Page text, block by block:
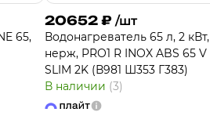
65,
20652 ₽ /шт
Водонагреватель 65 л, 2 кВт,
нерж, PRO1 R INOX ABS 65 V
SLIM 2K (В981 Ш353 Г383)
В наличии (3)